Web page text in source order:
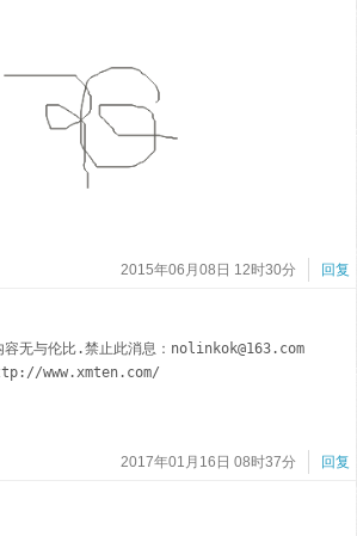
回复
2015年06月08日 12时30分
容无与伦比.禁止此消息：nolinkok@163.com
www.xmten.com/
回复
2017年01月16日 08时37分